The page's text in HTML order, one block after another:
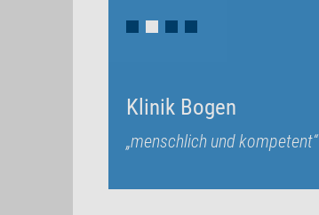
Klinik Bogen
„menschlich und kompetent“
Klinik Bogen
„menschlich und kompetent“